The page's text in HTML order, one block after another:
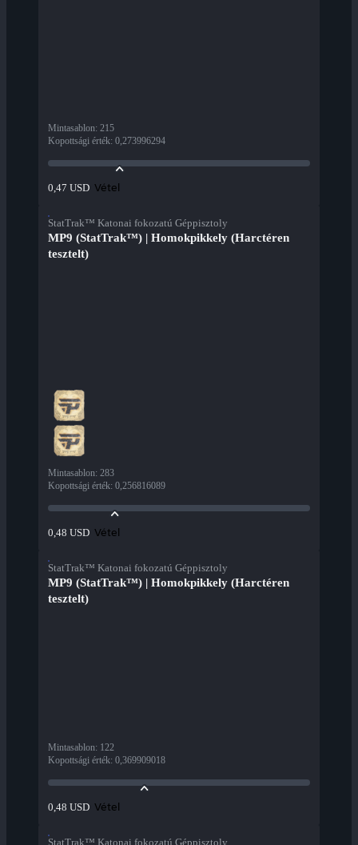
Mintasablon: 215
Kopottsági érték: 0,273996294
0,47 USD Vétel
StatTrak™ Katonai fokozatú Géppisztoly
MP9 (StatTrak™) | Homokpikkely (Harctéren
tesztelt)
Mintasablon: 283
Kopottsági érték: 0,256816089
0,48 USD Vétel
StatTrak™ Katonai fokozatú Géppisztoly
MP9 (StatTrak™) | Homokpikkely (Harctéren
tesztelt)
Mintasablon: 122
Kopottsági érték: 0,369909018
0,48 USD Vétel
StatTrak™ Katonai fokozatú Géppisztoly